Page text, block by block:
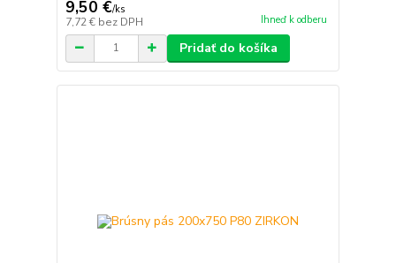
9,50 €/ks
7,72 € bez DPH Ihneď k odberu
Pridať do košíka